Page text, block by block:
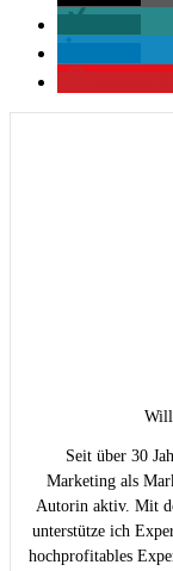
Seit über 30
Marketing als
Autorin aktiv. Mit
unterstütze ich
hochprofitables